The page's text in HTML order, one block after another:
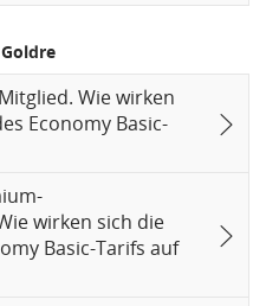
Wie wirken
Economy Basic-
wirken sich die
Basic-Tarifs auf